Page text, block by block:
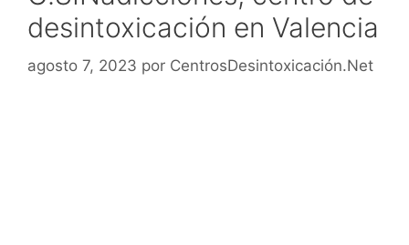
desintoxicación en Valencia
agosto 7, 2023 por CentrosDesintoxicación.Net